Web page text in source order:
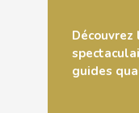
guides